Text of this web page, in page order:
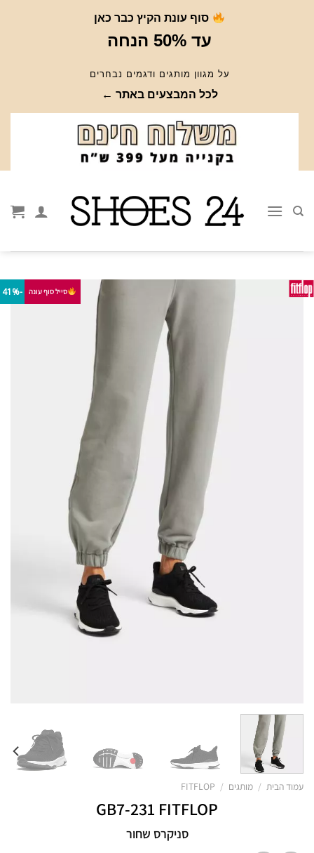
סוף עונת הקיץ כבר כאן
עד 50% הנחה
על מגוון מותגים ודגמים נבחרים
לכל המבצעים באתר ←
סייל סוף עונה -41%
עמוד הבית / מותגים /
FITFLOP
GB7-231 FITFLOP
סניקרס שחור